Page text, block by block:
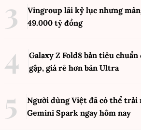
Vingroup lãi kỷ lục nhưng
49.000 tỷ đồng
Galaxy Z Fold8 bản tiêu
gập, giá rẻ hơn bản Ultra
Người dùng Việt đã có thể trải
Gemini Spark ngay hôm nay